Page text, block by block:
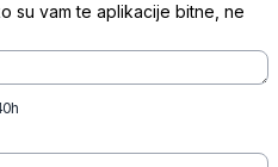
su vam te aplikacije bitne, ne